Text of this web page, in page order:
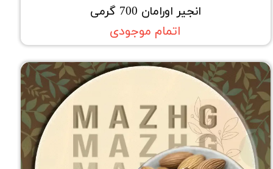
انجیر اورامان 700 گرمی
اتمام موجودی